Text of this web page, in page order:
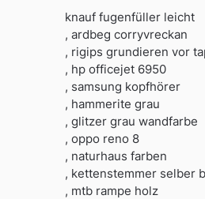
knauf fugenfüller leicht
, ardbeg corryvreckan
, rigips grundieren vor
, hp officejet 6950
, samsung kopfhörer
, hammerite grau
, glitzer grau wandfarbe
, oppo reno 8
, naturhaus farben
, kettenstemmer selber
, mtb rampe holz